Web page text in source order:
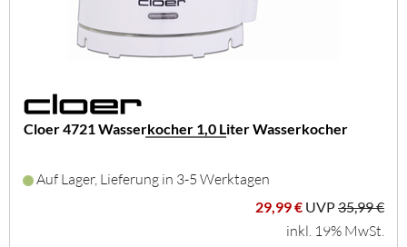
Cloer 4721 Wasserkocher 1,0 Liter Wasserkocher
Auf Lager, Lieferung in 3-5 Werktagen
29,99 € UVP35,99 €
inkl. 19% MwSt.